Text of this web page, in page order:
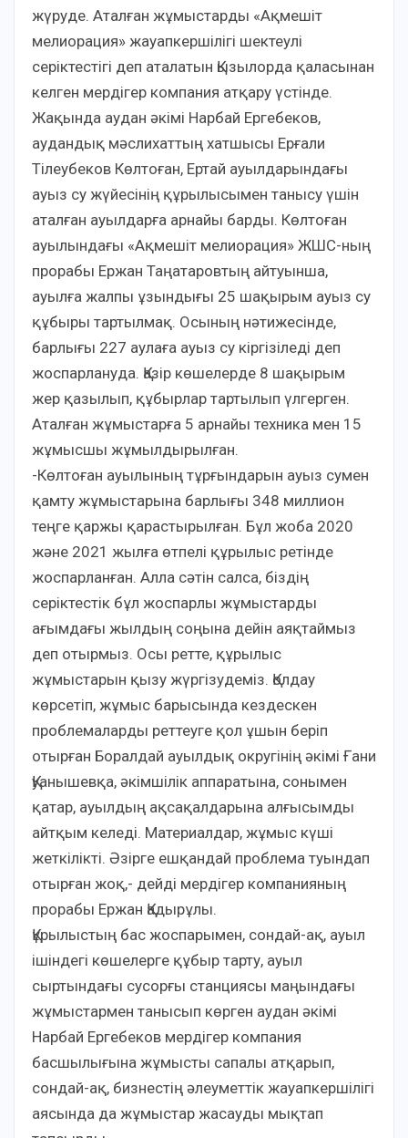
жүруде. Аталған жұмыстарды «Ақмешіт
мелиорация» жауапкершілігі шектеулі
серіктестігі деп аталатын Қызылорда қаласынан
келген мердігер компания атқару үстінде.
Жақында аудан әкімі Нарбай Ергебеков,
аудандық мәслихаттың хатшысы Ерғали
Тілеубеков Көлтоған, Ертай ауылдарындағы
ауыз су жүйесінің құрылысымен танысу үшін
аталған ауылдарға арнайы барды. Көлтоған
ауылындағы «Ақмешіт мелиорация» ЖШС-ның
прорабы Ержан Таңатаровтың айтуынша,
ауылға жалпы ұзындығы 25 шақырым ауыз су
құбыры тартылмақ. Осының нәтижесінде,
барлығы 227 аулаға ауыз су кіргізіледі деп
жоспарлануда. Қазір көшелерде 8 шақырым
жер қазылып, құбырлар тартылып үлгерген.
Аталған жұмыстарға 5 арнайы техника мен 15
жұмысшы жұмылдырылған.
-Көлтоған ауылының тұрғындарын ауыз сумен
қамту жұмыстарына барлығы 348 миллион
теңге қаржы қарастырылған. Бұл жоба 2020
және 2021 жылға өтпелі құрылыс ретінде
жоспарланған. Алла сәтін салса, біздің
серіктестік бұл жоспарлы жұмыстарды
ағымдағы жылдың соңына дейін аяқтаймыз
деп отырмыз. Осы ретте, құрылыс
жұмыстарын қызу жүргізудеміз. Қолдау
көрсетіп, жұмыс барысында кездескен
проблемаларды реттеуге қол ұшын беріп
отырған Боралдай ауылдық округінің әкімі Ғани
Қуанышевқа, әкімшілік аппаратына, сонымен
қатар, ауылдың ақсақалдарына алғысымды
айтқым келеді. Материалдар, жұмыс күші
жеткілікті. Әзірге ешқандай проблема туындап
отырған жоқ,- дейді мердігер компанияның
прорабы Ержан Қадырұлы.
Құрылыстың бас жоспарымен, сондай-ақ, ауыл
ішіндегі көшелерге құбыр тарту, ауыл
сыртындағы сусорғы станциясы маңындағы
жұмыстармен танысып көрген аудан әкімі
Нарбай Ергебеков мердігер компания
басшылығына жұмысты сапалы атқарып,
сондай-ақ, бизнестің әлеуметтік жауапкершілігі
аясында да жұмыстар жасауды мықтап